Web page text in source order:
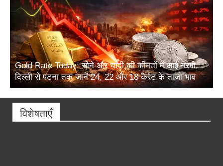
Gold Rate Today: सोने और चांदी की कीमतों में आई नरमी,
दिल्ली से पटना तक जानें 24, 22 और 18 कैरेट के ताजा भाव
विशेषताएँ